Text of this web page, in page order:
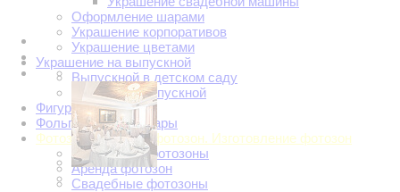
Оформление шарами
Украшение корпоративов
Украшение цветами
Украшение на выпускной
Выпускной в детском саду
Школьный выпускной
Фигуры из шаров
Фольгированные шары
Фотозоны. Аренда фотозон. Изготовление фотозон
Новогодние фотозоны
Аренда фотозон
Свадебные фотозоны